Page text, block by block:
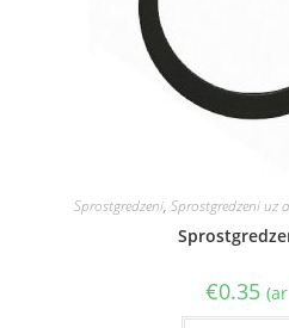
Sprostgredzeni, Sprostgredzeni uz
€0.35